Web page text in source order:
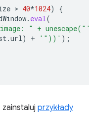
> 40*1024)
{
. eval(
" +
.url) + '"))' );
przykłady